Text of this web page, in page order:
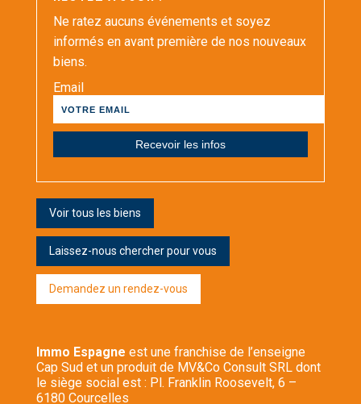
Ne ratez aucuns événements et soyez
informés en avant première de nos nouveaux
biens.
Email
Voir tous les biens
Laissez-nous chercher pour vous
Demandez un rendez-vous
Immo Espagne est une franchise de l’enseigne
Cap Sud et un produit de MV&Co Consult SRL dont
le siège social est : Pl. Franklin Roosevelt, 6 –
6180 Courcelles